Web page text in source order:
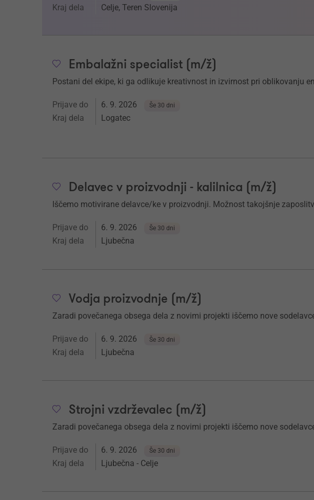
Kraj dela Celje, Teren Slovenija
Embalažni specialist (m/ž)
Postani del ekipe, ki ga odlikuje kreativnost in izvirnost pri oblikovanju
Prijave do 6. 9. 2026 Še 30 dni
Kraj dela Logatec
Delavec v proizvodnji - kalilnica (m/ž)
Iščemo motivirane delavce/ke v proizvodnji. Možnost takojšnje
Prijave do 6. 9. 2026 Še 30 dni
Kraj dela Ljubečna
Vodja proizvodnje (m/ž)
Zaradi povečanega obsega dela z novimi projekti iščemo nove
Prijave do 6. 9. 2026 Še 30 dni
Kraj dela Ljubečna
Strojni vzdrževalec (m/ž)
Zaradi povečanega obsega dela z novimi projekti iščemo nove
Prijave do 6. 9. 2026 Še 30 dni
Kraj dela Ljubečna - Celje